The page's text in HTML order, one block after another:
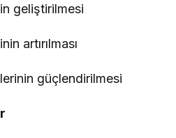
geliştirilmesi
artırılması
güçlendirilmesi